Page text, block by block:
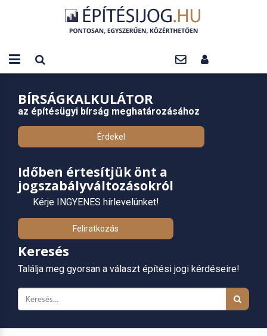
BÍRSÁGKALKULÁTOR
az építésügyi bírság meghatározásához
Érdekel
Időben értesítjük önt a
jogszabályváltozásokról
Kérje INGYENES hírlevelünket!
Feliratkozás
Keresés
Találja meg gyorsan a választ építési jogi kérdéseire!